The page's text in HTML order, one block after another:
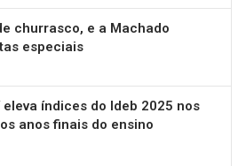
churrasco, e a Machado
especiais
índices do Ideb 2025 nos
anos finais do ensino